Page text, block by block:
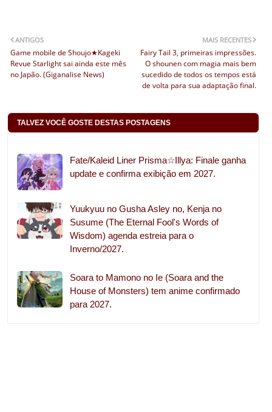
MAIS RECENTES
Fairy Tail 3, primeiras impressões.
O shounen com magia mais bem
sucedido de todos os tempos está
de volta para sua adaptação final.
ANTIGOS
Game mobile de Shoujo★Kageki
Revue Starlight sai ainda este mês
no Japão. (Giganalise News)
TALVEZ VOCÊ GOSTE DESTAS POSTAGENS
Fate/Kaleid Liner Prisma☆Illya: Finale ganha
update e confirma exibição em 2027.
Yuukyuu no Gusha Asley no, Kenja no
Susume (The Eternal Fool's Words of
Wisdom) agenda estreia para o
Inverno/2027.
Soara to Mamono no Ie (Soara and the
House of Monsters) tem anime confirmado
para 2027.